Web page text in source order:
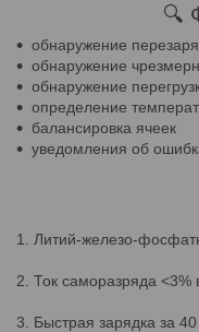
🔍
обнаружение
обнаружение
обнаружение
определение
балансировка ячеек
уведомления об
Литий-железо-
Ток саморазряда <3%
Быстрая зарядка за